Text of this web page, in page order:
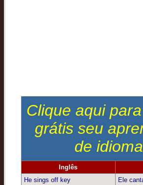
Clique aqui
grátis seu
de
Inglês
He sings off key
Ele